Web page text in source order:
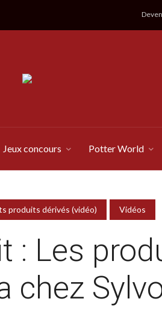
Jeux concours Potter World
produits dérivés (vidéo) Vidéos
: Les
chez